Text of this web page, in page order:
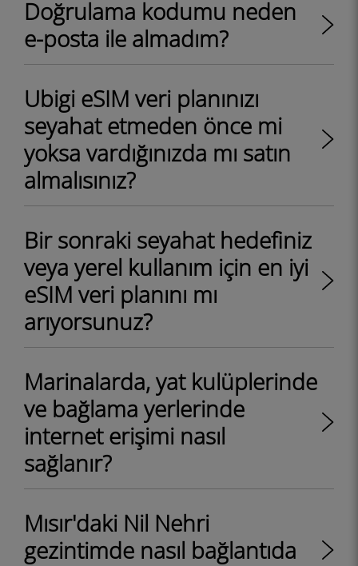
Doğrulama kodumu neden
e-posta ile almadım?
Ubigi eSIM veri planınızı
seyahat etmeden önce mi
yoksa vardığınızda mı satın
almalısınız?
Bir sonraki seyahat hedefiniz
veya yerel kullanım için en iyi
eSIM veri planını mı
arıyorsunuz?
Marinalarda, yat kulüplerinde
ve bağlama yerlerinde
internet erişimi nasıl
sağlanır?
Mısır'daki Nil Nehri
gezintimde nasıl bağlantıda